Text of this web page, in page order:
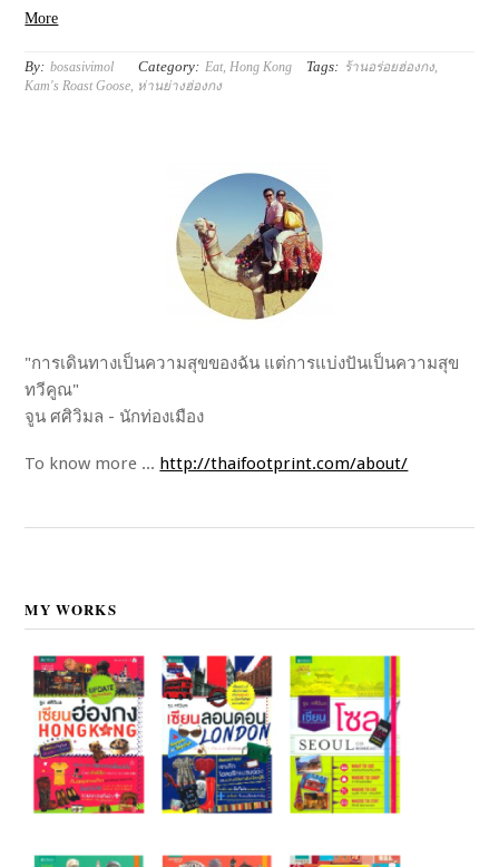
More
By: bosasivimol Category: Eat,Hong Kong Tags: ร้านอร่อยฮ่องกง,
Kam's Roast Goose, ห่านย่างฮ่องกง
"การเดินทางเป็นความสุขของฉัน แต่การแบ่งปันเป็นความสุข
ทวีคูณ"
จูน ศศิวิมล - นักท่องเมือง
To know more ... http://thaifootprint.com/about/
MY WORKS